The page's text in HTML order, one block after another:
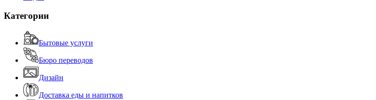
Категории
Бытовые услуги
Бюро переводов
Дизайн
Доставка еды и напитков